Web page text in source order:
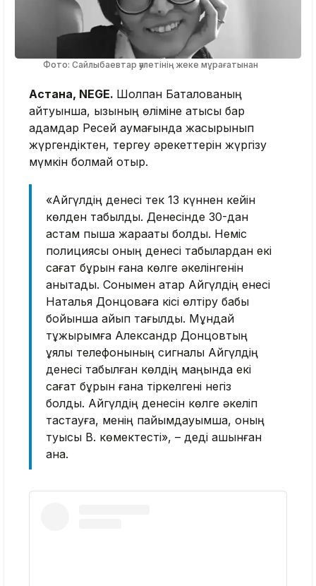
Фото: Сайлыбаевтар әулетінің жеке мұрағатынан
Астана, NEGE. Шолпан Батқалованың
айтуынша, қызының өліміне қатысы бар
адамдар Ресей аумағында жасырынып
жүргендіктен, тергеу әрекеттерін жүргізу
мүмкін болмай отыр.
«Айгүлдің денесі тек 13 күннен кейін
көлден табылды. Денесінде 30-дан
астам пышақ жарақаты болды. Неміс
полициясы оның денесі табылардан екі
сағат бұрын ғана көлге әкелінгенін
анықтады. Сонымен қатар Айгүлдің енесі
Наталья Донцоваға кісі өлтіру бабы
бойынша айып тағылды. Мұндай
тұжырымға Александр Донцовтың
ұялы телефонының сигналы Айгүлдің
денесі табылған көлдің маңында екі
сағат бұрын ғана тіркелгені негіз
болды. Айгүлдің денесін көлге әкеліп
тастауға, менің пайымдауымша, оның
туысы В. көмектесті», – деді ашынған
ана.